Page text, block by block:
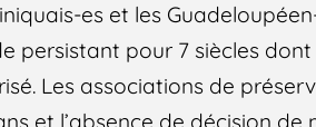
es et les
persistant pour 7 siècles
Les associations de